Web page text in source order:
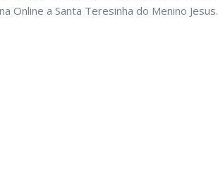
Online a Santa Teresinha do Menino Jesus.